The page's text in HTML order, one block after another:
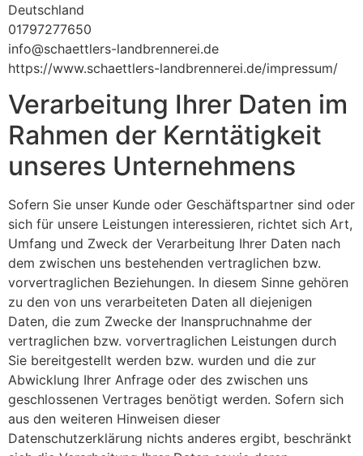
Deutschland
01797277650
info@schaettlers-landbrennerei.de
https://www.schaettlers-landbrennerei.de/impressum/
Verarbeitung Ihrer Daten im
Rahmen der Kerntätigkeit
unseres Unternehmens
Sofern Sie unser Kunde oder Geschäftspartner sind oder
sich für unsere Leistungen interessieren, richtet sich Art,
Umfang und Zweck der Verarbeitung Ihrer Daten nach
dem zwischen uns bestehenden vertraglichen bzw.
vorvertraglichen Beziehungen. In diesem Sinne gehören
zu den von uns verarbeiteten Daten all diejenigen
Daten, die zum Zwecke der Inanspruchnahme der
vertraglichen bzw. vorvertraglichen Leistungen durch
Sie bereitgestellt werden bzw. wurden und die zur
Abwicklung Ihrer Anfrage oder des zwischen uns
geschlossenen Vertrages benötigt werden. Sofern sich
aus den weiteren Hinweisen dieser
Datenschutzerklärung nichts anderes ergibt, beschränkt